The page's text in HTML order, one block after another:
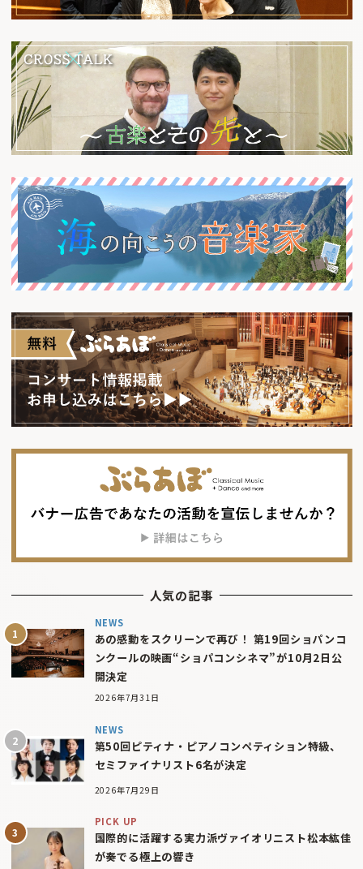
人気の記事
NEWS
あの感動をスクリーンで再び！ 第19回ショパンコ
ンクールの映画“ショパコンシネマ”が10月2日公
開決定
2026年7月31日
NEWS
第50回ピティナ・ピアノコンペティション特級、
セミファイナリスト6名が決定
2026年7月29日
PICK UP
国際的に活躍する実力派ヴァイオリニスト松本紘佳
が奏でる極上の響き